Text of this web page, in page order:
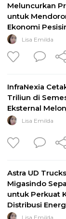
Meluncurkan
untuk
Ekonomi
Lisa Emilda
InfraNexia
Triliun di
Eksternal
Lisa Emilda
Astra UD
Migasindo
untuk Perkuat
Distribusi
Lisa Emilda